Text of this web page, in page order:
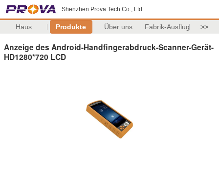
Shenzhen Prova Tech Co., Ltd
Haus Produkte Über uns Fabrik-Ausflug >>
Anzeige des Android-Handfingerabdruck-Scanner-Gerät-
HD1280*720 LCD